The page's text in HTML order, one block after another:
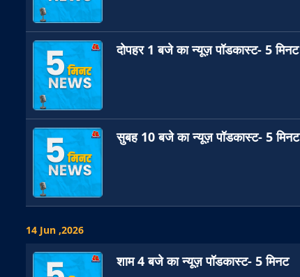
दोपहर 1 बजे का न्यूज़ पॉडकास्ट- 5 मिनट
सुबह 10 बजे का न्यूज़ पॉडकास्ट- 5 मिनट
14 Jun ,2026
शाम 4 बजे का न्यूज़ पॉडकास्ट- 5 मिनट